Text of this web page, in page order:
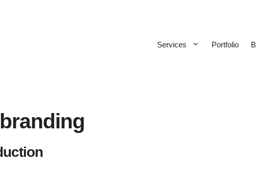
Services Portfolio